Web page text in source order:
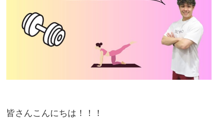
皆さんこんにちは！！！